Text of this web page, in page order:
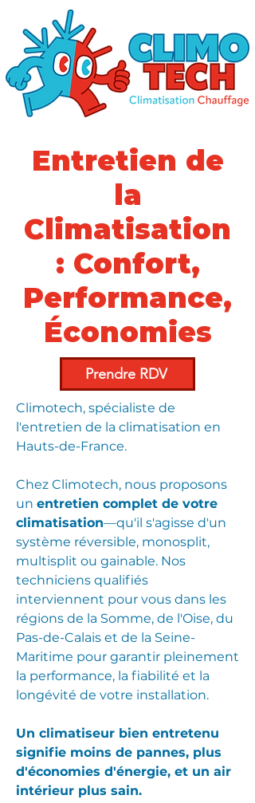
Entretien de
la
Climatisation
: Confort,
Performance,
Économies
Prendre RDV
Climotech, spécialiste de
l'entretien de la climatisation en
Hauts-de-France.
Chez Climotech, nous proposons
un entretien complet de votre
climatisation—qu'il s'agisse d'un
système réversible, monosplit,
multisplit ou gainable. Nos
techniciens qualifiés
interviennent pour vous dans les
régions de la Somme, de l'Oise, du
Pas-de-Calais et de la Seine-
Maritime pour garantir pleinement
la performance, la fiabilité et la
longévité de votre installation.
Un climatiseur bien entretenu
signifie moins de pannes, plus
d'économies d'énergie, et un air
intérieur plus sain.